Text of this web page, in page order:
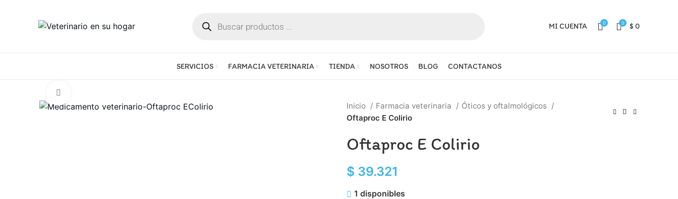
MI CUENTA 0 0 $ 0
SERVICIOS FARMACIA VETERINARIA TIENDA NOSOTROS BLOG CONTACTANOS
Inicio Farmacia veterinaria
Óticos y oftalmológicos
Oftaproc E Colirio
Oftaproc E Colirio
$ 39.321
1 disponibles